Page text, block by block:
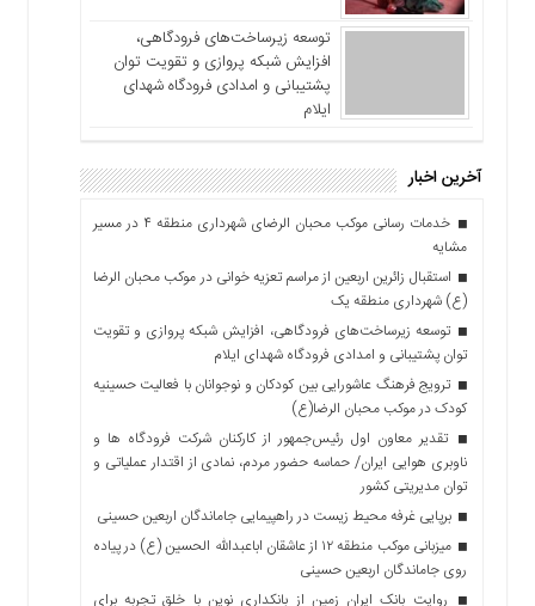
توسعه زیرساخت‌های فرودگاهی،
افزایش شبکه پروازی و تقویت توان
پشتیبانی و امدادی فرودگاه شهدای
ایلام
آخرین اخبار
خدمات رسانی موکب محبان الرضای شهرداری منطقه ۴ در مسیر
مشایه
استقبال زائرین اربعین از مراسم تعزیه خوانی در موکب محبان الرضا
(ع) شهرداری منطقه یک
توسعه زیرساخت‌های فرودگاهی، افزایش شبکه پروازی و تقویت
توان پشتیبانی و امدادی فرودگاه شهدای ایلام
ترویج فرهنگ عاشورایی بین کودکان و نوجوانان با فعالیت حسینیه
کودک در موکب محبان الرضا(ع)
تقدیر معاون اول رئیس‌جمهور از کارکنان شرکت فرودگاه ها و
ناوبری هوایی ایران/ حماسه حضور مردم، نمادی از اقتدار عملیاتی و
توان مدیریتی کشور
برپایی غرفه محیط زیست در راهپیمایی جاماندگان اربعین حسینی
میزبانی موکب منطقه ۱۲ از عاشقان اباعبدالله الحسین (ع) در پیاده
روی جاماندگان اربعین حسینی
روایت بانک ایران زمین از بانکداری نوین با خلق تجربه برای